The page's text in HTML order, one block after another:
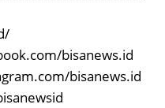
bisanews.id
bisanews.id